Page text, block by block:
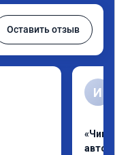
Оставить отзыв
И
«Чип